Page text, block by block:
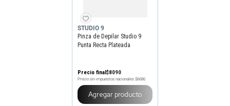
STUDIO 9
Pinza de Depilar Studio 9
Punta Recta Plateada
Precio final$8090
Precio sin impuestos nacionales $6686
Agregar producto